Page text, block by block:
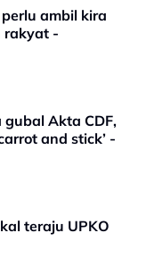
ambil kira
rakyat -
Akta CDF,
and stick’ -
teraju UPKO